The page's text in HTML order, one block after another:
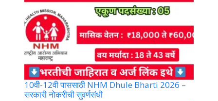
10वी-12वी पाससाठी NHM Dhule Bharti 2026 –
सरकारी नोकरीची सुवर्णसंधी